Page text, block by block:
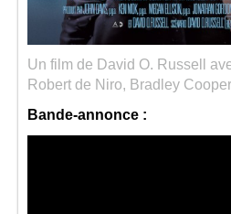
Un film de David O. Russell
Robert de Niro, Bradley
Bande-annonce :